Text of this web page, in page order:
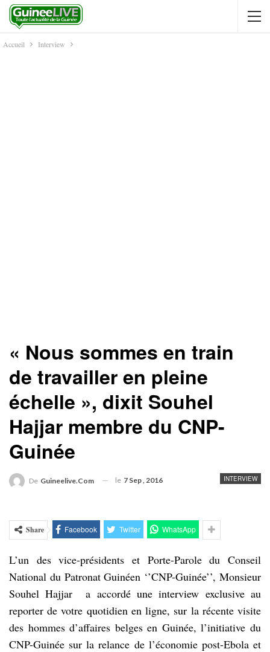
Accueil Interview
« Nous sommes en train
de travailler en pleine
échelle », dixit Souhel
Hajjar membre du CNP-
Guinée
INTERVIEW
De Guineelive.com le 7 Sep , 2016
Share Facebook Twitter WhatsApp
L’un des vice-présidents et Porte-Parole du Conseil
National du Patronat Guinéen ‘’CNP-Guinée’’, Monsieur
Souhel Hajjar a accordé une interview exclusive au
reporter de votre quotidien en ligne, sur la récente visite
des hommes d’affaires belges en Guinée, l’initiative du
CNP-Guinée sur la relance de l’économie post-Ebola et